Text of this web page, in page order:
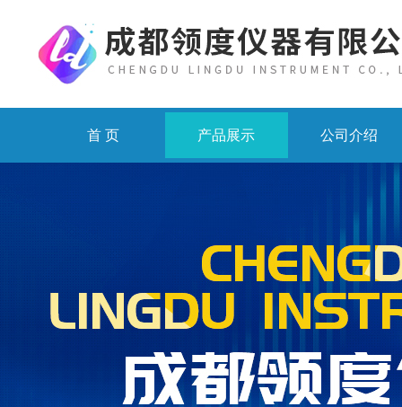
首 页 产品展示 公司介绍